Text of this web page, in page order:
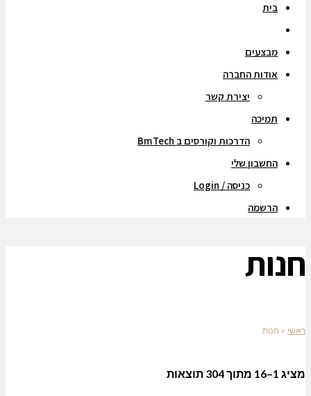
בית
מבצעים
אודות החברה
יצירת קשר
תמיכה
הדרכות וקורסים ב BmTech
החשבון שלי
כניסה / Login
הרשמה
חנות
ראשי » חנות
מציג 1–16 מתוך 304 תוצאות